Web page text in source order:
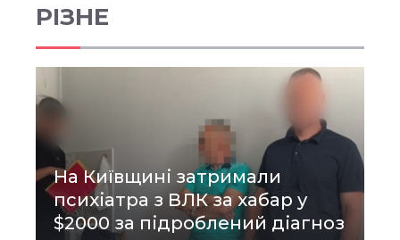
РІЗНЕ
На Київщині затримали
психіатра з ВЛК за хабар у
$2000 за підроблений діагноз